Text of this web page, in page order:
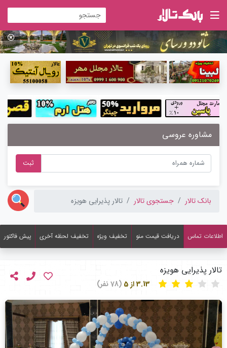
مشاوره عروسی
ثبت
بانک تالار جستجوی تالار تالار پذیرایی هویزه
اطلاعات تماس دریافت قیمت منو تخفیف ویژه تخفیف لحظه آخری پیش فاکتور
تالار پذیرایی هویزه
(78 نفر)